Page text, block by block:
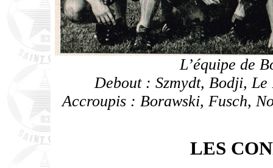
L’équipe de
Debout : Szmydt, Bodji,
Accroupis : Borawski, Fusch,
LES